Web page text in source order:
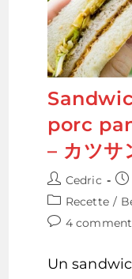
porc
– カツサ
Auteur/autrice
de
la
publication :
Cedric
Post
category:
Recette /
Commentaires
publication :
4
Un